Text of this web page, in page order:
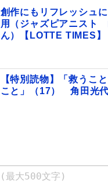
創作にもリフレッシュ
用（ジャズピアニスト
ん）【LOTTE TIMES】
【特別読物】「救うこ
こと」（17） 角田光